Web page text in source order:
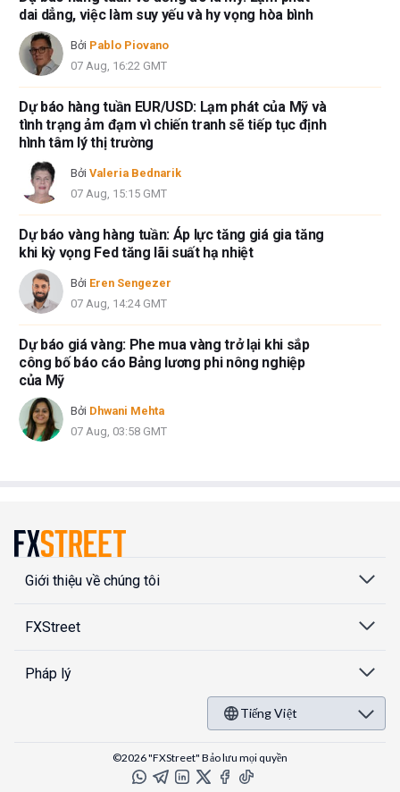
dai dẳng, việc làm suy yếu và hy vọng hòa bình
Bởi Pablo Piovano
07 Aug, 16:22 GMT
Dự báo hàng tuần EUR/USD: Lạm phát của Mỹ và
tình trạng ảm đạm vì chiến tranh sẽ tiếp tục định
hình tâm lý thị trường
Bởi Valeria Bednarik
07 Aug, 15:15 GMT
Dự báo vàng hàng tuần: Áp lực tăng giá gia tăng
khi kỳ vọng Fed tăng lãi suất hạ nhiệt
Bởi Eren Sengezer
07 Aug, 14:24 GMT
Dự báo giá vàng: Phe mua vàng trở lại khi sắp
công bố báo cáo Bảng lương phi nông nghiệp
của Mỹ
Bởi Dhwani Mehta
07 Aug, 03:58 GMT
Giới thiệu về chúng tôi
FXStreet
Pháp lý
Tiếng Việt
©2026 "FXStreet" Bảo lưu mọi quyền